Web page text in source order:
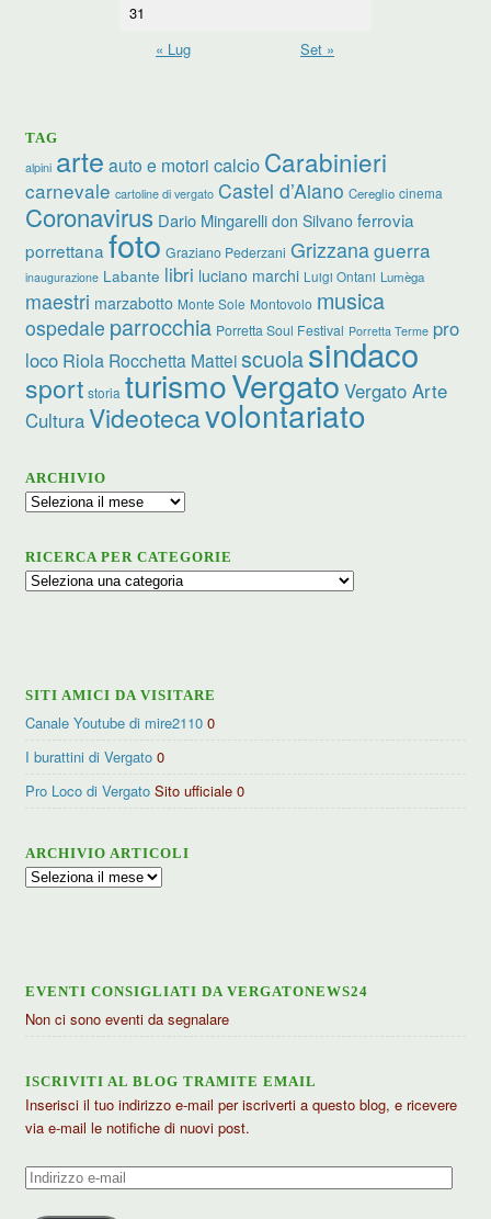
31
« Lug
Set »
TAG
alpini arte auto e motori calcio Carabinieri
carnevale cartoline di vergato Castel d’Aiano Cereglio cinema
Coronavirus Dario Mingarelli don Silvano ferrovia
porrettana foto Graziano Pederzani Grizzanaguerra
inaugurazione Labante libri luciano marchi Luigi Ontani Lumèga
maestri marzabotto Monte Sole Montovolo musica
ospedale parrocchia Porretta Soul Festival Porretta Terme pro
loco Riola Rocchetta Matteiscuolasindaco
sport storia turismoVergato Vergato Arte
CulturaVideotecavolontariato
ARCHIVIO
Archivio
RICERCA PER CATEGORIE
Ricerca
SITI AMICI DA VISITARE
Canale Youtube di mire2110 0
I burattini di Vergato 0
Pro Loco di Vergato Sito ufficiale 0
ARCHIVIO ARTICOLI
Archivio
EVENTI CONSIGLIATI DA VERGATONEWS24
Non ci sono eventi da segnalare
ISCRIVITI AL BLOG TRAMITE EMAIL
Inserisci il tuo indirizzo e-mail per iscriverti a questo blog, e ricevere
via e-mail le notifiche di nuovi post.
Indirizzo